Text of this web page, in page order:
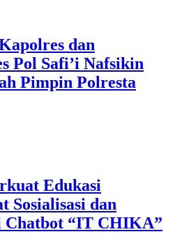
dan
Pol Safi’i Nafsikin
Pimpin Polresta
Edukasi
Sosialisasi dan
Chatbot “IT CHIKA”